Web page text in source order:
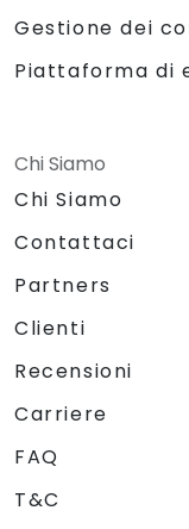
Gestione dei
Piattaforma di
Chi Siamo
Chi Siamo
Contattaci
Partners
Clienti
Recensioni
Carriere
FAQ
T&C